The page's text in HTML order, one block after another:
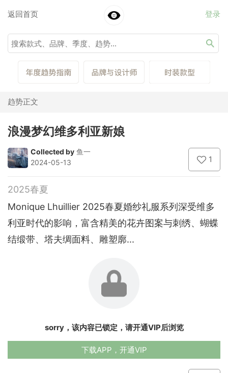
返回首页 登录
趋势正文
浪漫梦幻维多利亚新娘
Collected by 鱼一
2024-05-13
1
2025春夏
Monique Lhuillier 2025春夏婚纱礼服系列深受维多
利亚时代的影响，富含精美的花卉图案与刺绣、蝴蝶
结缎带、塔夫绸面料、雕塑廓...
sorry，该内容已锁定，请开通VIP后浏览
下载APP，开通VIP